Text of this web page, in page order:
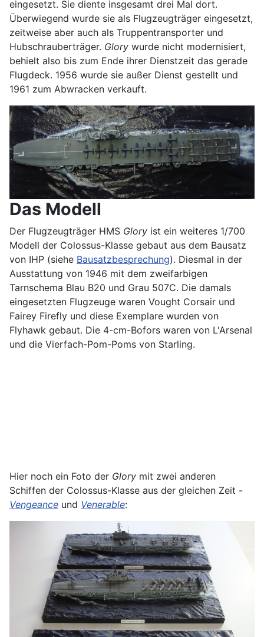
eingesetzt. Sie diente insgesamt drei Mal dort.
Überwiegend wurde sie als Flugzeugträger eingesetzt,
zeitweise aber auch als Truppentransporter und
Hubschrauberträger. Glory wurde nicht modernisiert,
behielt also bis zum Ende ihrer Dienstzeit das gerade
Flugdeck. 1956 wurde sie außer Dienst gestellt und
1961 zum Abwracken verkauft.
Das Modell
Der Flugzeugträger HMS Glory ist ein weiteres 1/700
Modell der Colossus-Klasse gebaut aus dem Bausatz
von IHP (siehe Bausatzbesprechung). Diesmal in der
Ausstattung von 1946 mit dem zweifarbigen
Tarnschema Blau B20 und Grau 507C. Die damals
eingesetzten Flugzeuge waren Vought Corsair und
Fairey Firefly und diese Exemplare wurden von
Flyhawk gebaut. Die 4-cm-Bofors waren von L'Arsenal
und die Vierfach-Pom-Poms von Starling.
Hier noch ein Foto der Glory mit zwei anderen
Schiffen der Colossus-Klasse aus der gleichen Zeit -
Vengeance und Venerable: